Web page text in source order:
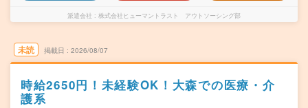
派遣会社 株式会社ヒューマントラスト アウトソーシング部
未読 掲載日 2026/08/07
時給2650円！未経験OK！大森での医療・介
護系